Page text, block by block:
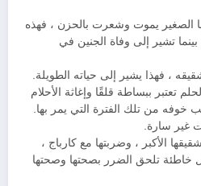
الصغير يموت وشعرت بالحزن ، فهذه
تشير إلى وفاة الجنين في
، فهذا يشير إلى حياته الطويلة.
تعتبر ببساطة قلقًا وإغاثة الأحلام
خوفه من تلك الفترة التي يمر بها.
غير سارة.
الأكبر ، وضربتها مع كارباج ،
خاطئة تلحق الضرر بصحتها وصحتها